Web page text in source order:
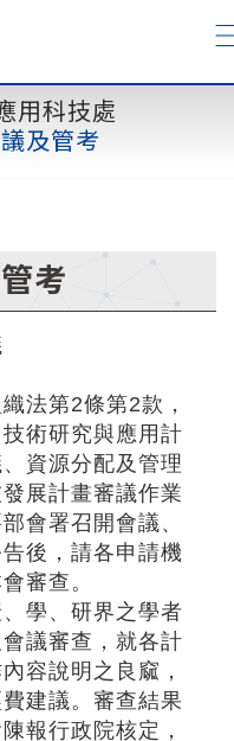
用科技處
及管考
考
法第2條第2款，
術研究與應用計
資源分配及管理
展計畫審議作業
會署召開會議、
後，請各申請機
審查。
學、研界之學者
議審查，就各計
容說明之良窳，
建議。審查結果
報行政院核定，